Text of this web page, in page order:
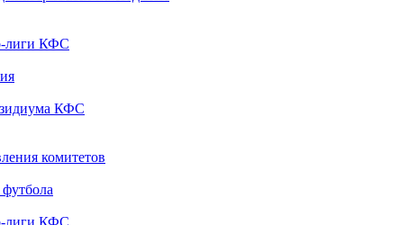
лиги КФС
КФС
комитетов
лиги КФС